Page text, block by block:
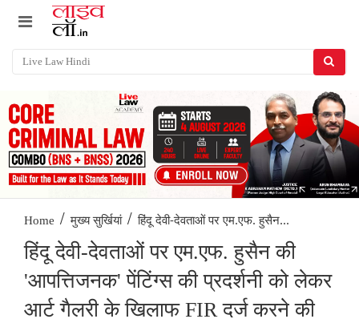
Home / मुख्य सुर्खियां / हिंदू देवी-देवताओं पर एम.एफ. हुसैन...
हिंदू देवी-देवताओं पर एम.एफ. हुसैन की
'आपत्तिजनक' पेंटिंग्स की प्रदर्शनी को लेकर
आर्ट गैलरी के खिलाफ FIR दर्ज करने की